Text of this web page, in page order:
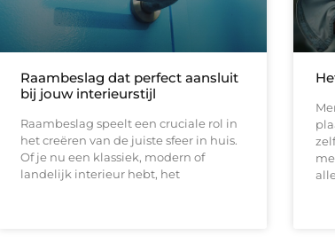
Raambeslag dat perfect aansluit
bij jouw interieurstijl
Raambeslag speelt een cruciale rol in
het creëren van de juiste sfeer in huis.
Of je nu een klassiek, modern of
landelijk interieur hebt, het